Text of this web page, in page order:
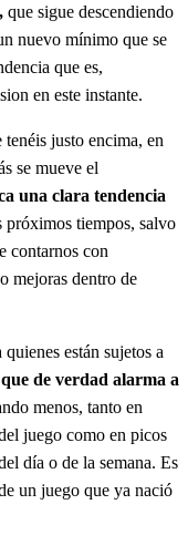
que sigue descendiendo
nuevo mínimo que se
que es,
en este instante.
justo encima, en
se mueve el
una clara tendencia
próximos tiempos, salvo
contarnos con
mejoras dentro de
están sujetos a
de verdad alarma a
menos, tanto en
juego como en picos
día o de la semana. Es
un juego que ya nació